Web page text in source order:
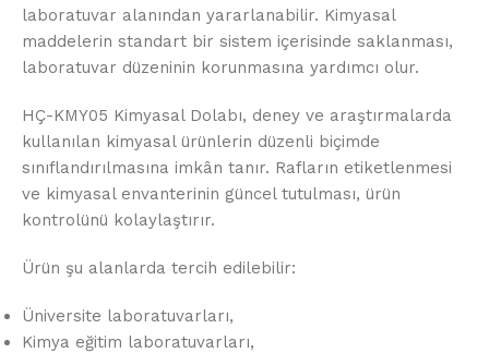
laboratuvar alanından yararlanabilir. Kimyasal
maddelerin standart bir sistem içerisinde saklanması,
laboratuvar düzeninin korunmasına yardımcı olur.
HÇ-KMY05 Kimyasal Dolabı, deney ve araştırmalarda
kullanılan kimyasal ürünlerin düzenli biçimde
sınıflandırılmasına imkân tanır. Rafların etiketlenmesi
ve kimyasal envanterinin güncel tutulması, ürün
kontrolünü kolaylaştırır.
Ürün şu alanlarda tercih edilebilir:
Üniversite laboratuvarları,
Kimya eğitim laboratuvarları,